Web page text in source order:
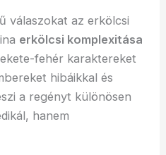
válaszokat az erkölcsi
erkölcsi komplexitása
fehér karaktereket
hibáikkal és
a regényt különösen
hanem